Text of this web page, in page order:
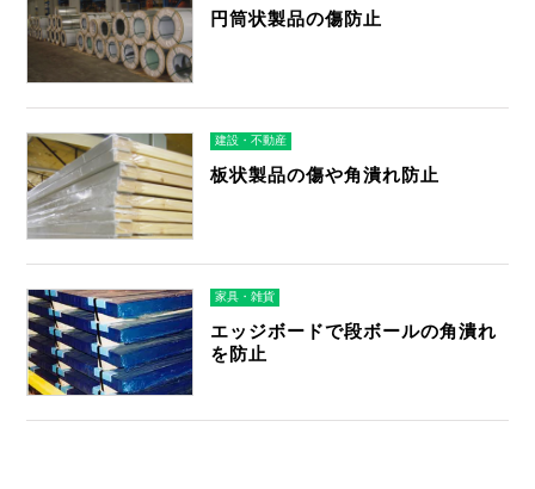
円筒状製品の傷防止
建設・不動産
板状製品の傷や角潰れ防止
家具・雑貨
エッジボードで段ボールの角潰れ
を防止